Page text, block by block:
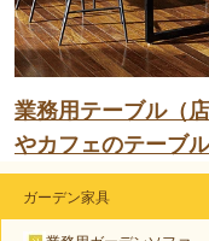
業務用テーブル（
やカフェのテーブル
ガーデン家具